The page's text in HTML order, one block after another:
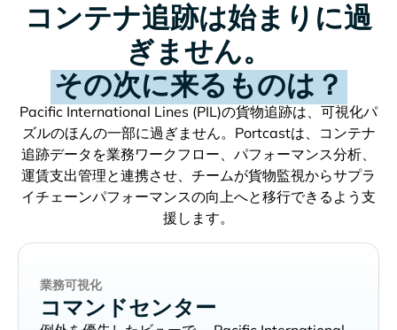
コンテナ追跡は始まりに過
ぎません。
その次に来るものは？
の貨物追跡は、可視化パ
ズルのほんの一部に過ぎません。Portcastは、コンテナ
追跡データを業務ワークフロー、パフォーマンス分析、
運賃支出管理と連携させ、チームが貨物監視からサプラ
イチェーンパフォーマンスの向上へと移行できるよう支
援します。
業務可視化
コマンドセンター